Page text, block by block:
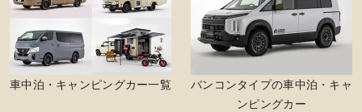
車中泊・キャンピングカー一覧
バンコンタイプの車中泊・キャ
ンピングカー